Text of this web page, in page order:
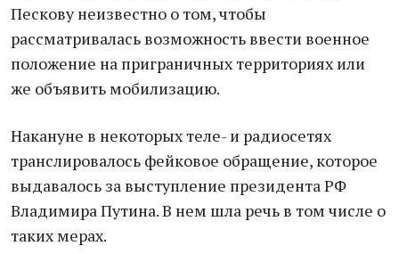
Пескову неизвестно о том, чтобы
рассматривалась возможность ввести военное
положение на приграничных территориях или
же объявить мобилизацию.
Накануне в некоторых теле- и радиосетях
транслировалось фейковое обращение, которое
выдавалось за выступление президента РФ
Владимира Путина. В нем шла речь в том числе о
таких мерах.